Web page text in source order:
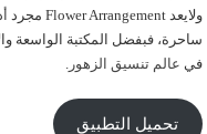
ولايعد Flower Arrangement مجرد
ساحرة، فبفضل المكتبة الواسعة
في عالم تنسيق الزهور.
تحميل التطبيق